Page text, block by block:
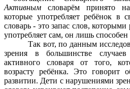
Активным словарём принято
которые употребляет ребёнок в
словарь - это запас слов, которыми
употребляет сам, он лишь
Так вот, по данным
зрения в большинстве случаев
активного словаря от того,
возрасту ребёнка. Это говорит
развитии. Дети с нарушениями